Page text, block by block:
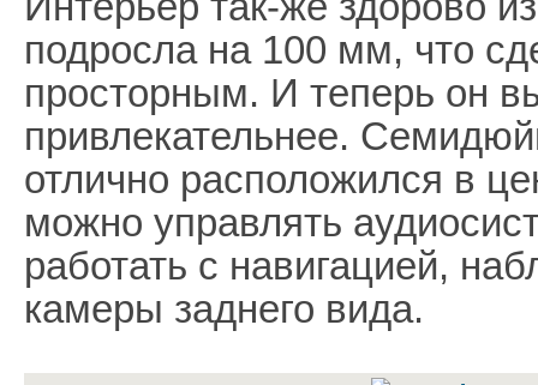
подросла на 100 мм, что
просторным. И теперь он
привлекательнее.
отлично расположился в
можно управлять
работать с навигацией,
камеры заднего вида.